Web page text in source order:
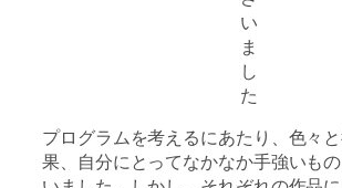
い
ま
し
た
プログラムを考えるにあたり、色々
果、自分にとってなかなか手強いも